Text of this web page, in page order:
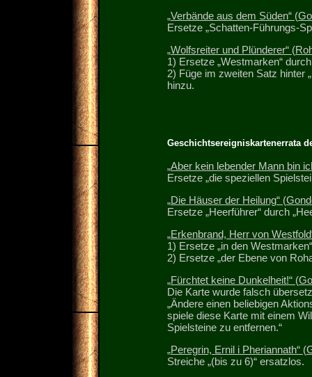
„Verbände aus dem Süden“
Ersetze „Schatten-Führungs-
„Wolfsreiter und Plünderer“
1) Ersetze „Westmarken“
2) Füge im zweiten Satz hinter
hinzu.
Geschichtsereigniskartenerrata
„Aber kein lebender Mann bin
Ersetze „die speziellen
„Die Häuser der Heilung“
Ersetze „Heerführer“ durch
„Erkenbrand, Herr von
1) Ersetze „in den
2) Ersetze „der Ebene von
„Fürchtet keine Dunkelheit!“
Die Karte wurde falsch
„Ändere einen beliebigen
spiele diese Karte mit einem
Spielsteine zu entfernen.“
„Peregrin, Ernil i Pheriannath“
Streiche „(bis zu 6)“ ersatzlos.